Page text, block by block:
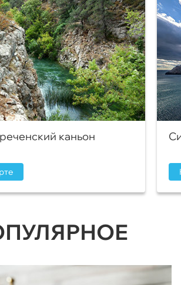
каньон